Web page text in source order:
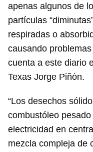
apenas algunos de
partículas
respiradas o
causando
cuenta a este diario
Texas Jorge Piñón.
“Los desechos
combustóleo
electricidad en
mezcla compleja de